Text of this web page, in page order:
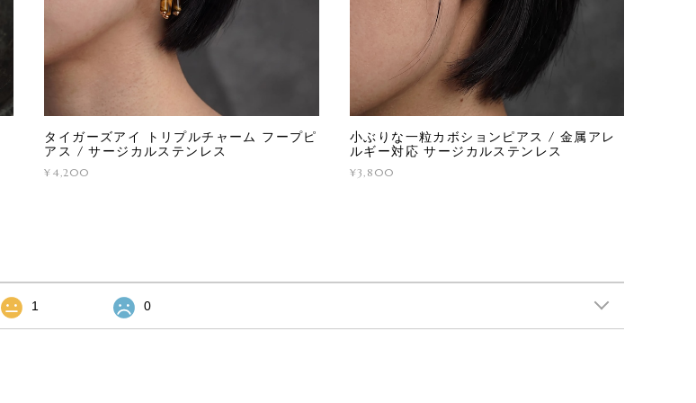
タイガーズアイ トリプルチャーム フープピ
アス / サージカルステンレス
¥4,200
小ぶりな一粒カボションピアス / 金属アレ
ルギー対応 サージカルステンレス
¥3,800
1 0